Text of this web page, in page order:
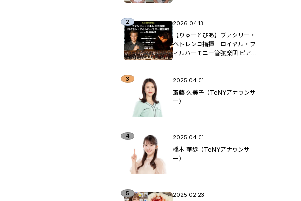
2026.04.13
【りゅーとぴあ】ヴァシリー・
ペトレンコ指揮 ロイヤル・フ
ィルハーモニー管弦楽団 ピア
2025.04.01
斎藤 久美子（TeNYアナウンサ
ー）
2025.04.01
橋本 華歩（TeNYアナウンサ
ー）
2025.02.23